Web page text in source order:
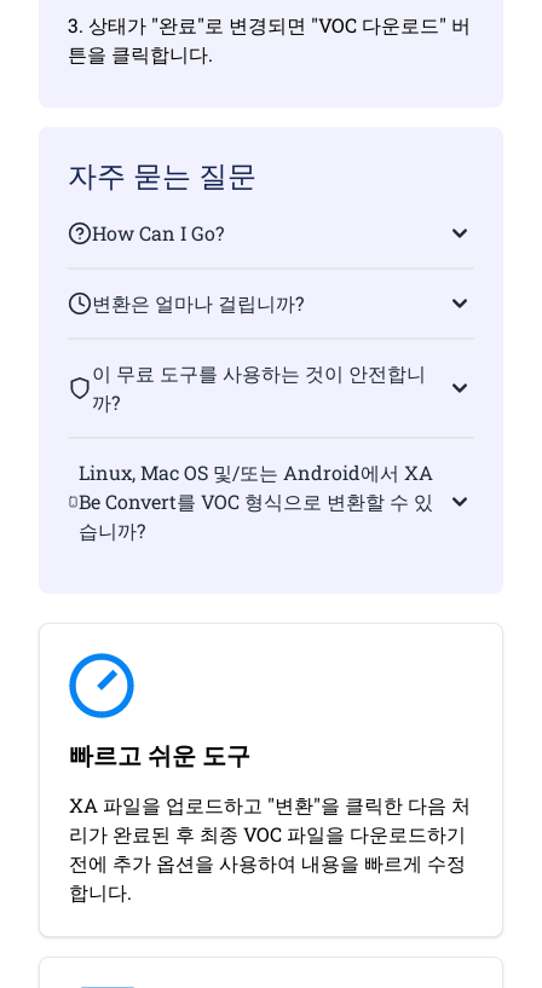
3. 상태가 "완료"로 변경되면 "VOC 다운로드" 버
튼을 클릭합니다.
자주 묻는 질문
How Can I Go?
변환은 얼마나 걸립니까?
이 무료 도구를 사용하는 것이 안전합니
까?
Linux, Mac OS 및/또는 Android에서 XA
Be Convert를 VOC 형식으로 변환할 수 있
습니까?
빠르고 쉬운 도구
XA 파일을 업로드하고 "변환"을 클릭한 다음 처
리가 완료된 후 최종 VOC 파일을 다운로드하기
전에 추가 옵션을 사용하여 내용을 빠르게 수정
합니다.